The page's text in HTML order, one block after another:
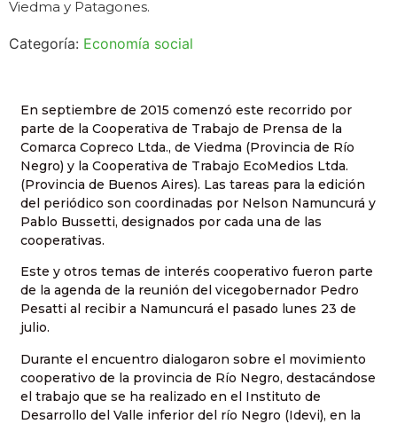
Viedma y Patagones.
Categoría: Economía social
En septiembre de 2015 comenzó este recorrido por
parte de la Cooperativa de Trabajo de Prensa de la
Comarca Copreco Ltda., de Viedma (Provincia de Río
Negro) y la Cooperativa de Trabajo EcoMedios Ltda.
(Provincia de Buenos Aires). Las tareas para la edición
del periódico son coordinadas por Nelson Namuncurá y
Pablo Bussetti, designados por cada una de las
cooperativas.
Este y otros temas de interés cooperativo fueron parte
de la agenda de la reunión del vicegobernador Pedro
Pesatti al recibir a Namuncurá el pasado lunes 23 de
julio.
Durante el encuentro dialogaron sobre el movimiento
cooperativo de la provincia de Río Negro, destacándose
el trabajo que se ha realizado en el Instituto de
Desarrollo del Valle inferior del río Negro (Idevi), en la